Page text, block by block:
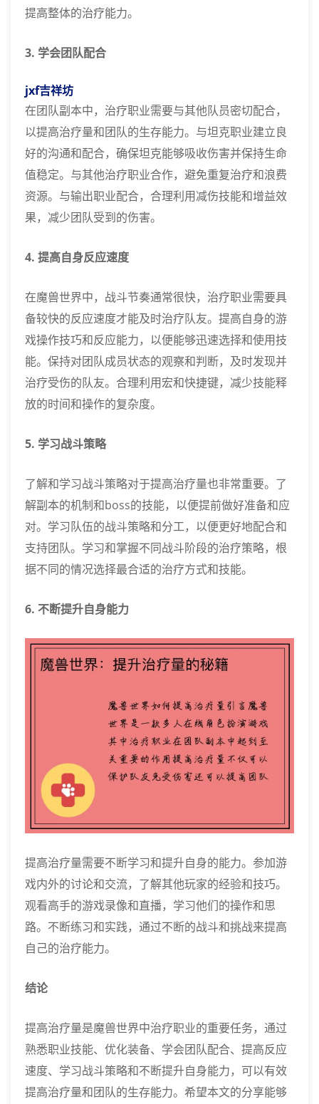
提高整体的治疗能力。
3. 学会团队配合
jxf吉祥坊
在团队副本中，治疗职业需要与其他队员密切配合，
以提高治疗量和团队的生存能力。与坦克职业建立良
好的沟通和配合，确保坦克能够吸收伤害并保持生命
值稳定。与其他治疗职业合作，避免重复治疗和浪费
资源。与输出职业配合，合理利用减伤技能和增益效
果，减少团队受到的伤害。
4. 提高自身反应速度
在魔兽世界中，战斗节奏通常很快，治疗职业需要具
备较快的反应速度才能及时治疗队友。提高自身的游
戏操作技巧和反应能力，以便能够迅速选择和使用技
能。保持对团队成员状态的观察和判断，及时发现并
治疗受伤的队友。合理利用宏和快捷键，减少技能释
放的时间和操作的复杂度。
5. 学习战斗策略
了解和学习战斗策略对于提高治疗量也非常重要。了
解副本的机制和boss的技能，以便提前做好准备和应
对。学习队伍的战斗策略和分工，以便更好地配合和
支持团队。学习和掌握不同战斗阶段的治疗策略，根
据不同的情况选择最合适的治疗方式和技能。
6. 不断提升自身能力
提高治疗量需要不断学习和提升自身的能力。参加游
戏内外的讨论和交流，了解其他玩家的经验和技巧。
观看高手的游戏录像和直播，学习他们的操作和思
路。不断练习和实践，通过不断的战斗和挑战来提高
自己的治疗能力。
结论
提高治疗量是魔兽世界中治疗职业的重要任务，通过
熟悉职业技能、优化装备、学会团队配合、提高反应
速度、学习战斗策略和不断提升自身能力，可以有效
提高治疗量和团队的生存能力。希望本文的分享能够